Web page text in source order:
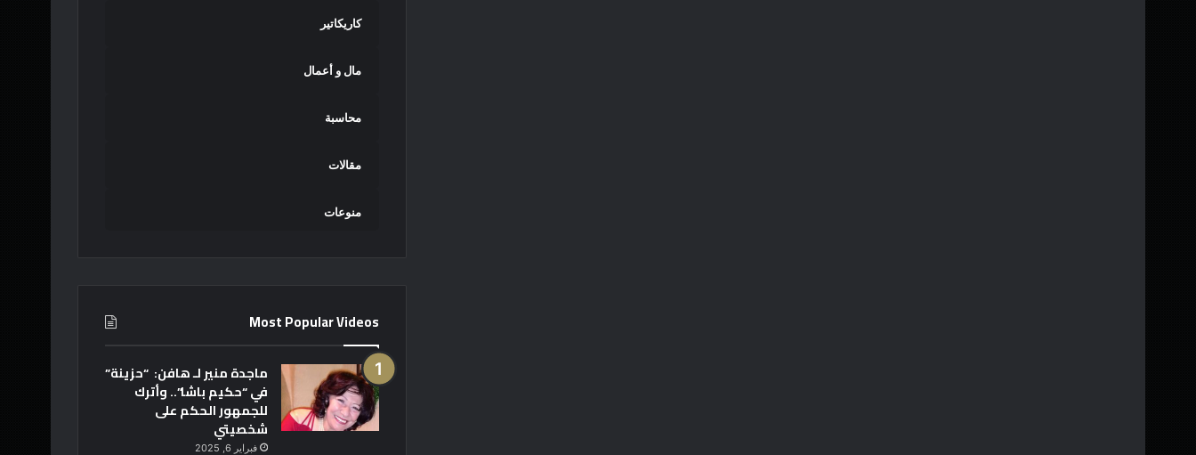
كاريكاتير
مال و أعمال
محاسبة
مقالات
منوعات
Most Popular Videos
ماجدة منير لـ هافن: “حزينة”
في “حكيم باشا”.. وأترك
للجمهور الحكم على
شخصيتي
فبراير 6, 2025